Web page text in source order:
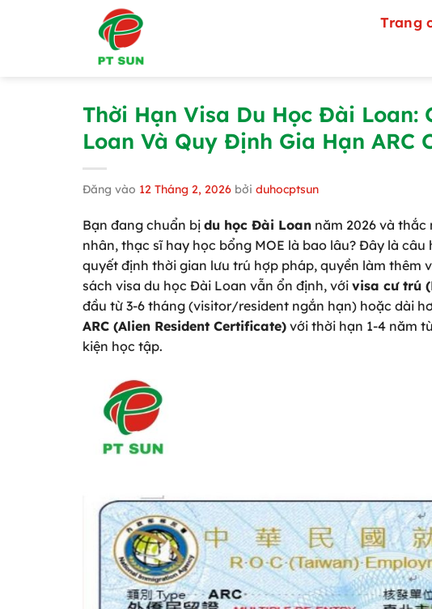
Trang
Thời Hạn Visa Du Học Đài Loan:
Loan Và Quy Định Gia Hạn ARC
Đăng vào 12 Tháng 2, 2026 bởi duhocptsun
Bạn đang chuẩn bị du học Đài Loan năm 2026 và thắc
nhân, thạc sĩ hay học bổng MOE là bao lâu? Đây là
quyết định thời gian lưu trú hợp pháp, quyền làm thêm
sách visa du học Đài Loan vẫn ổn định, với visa cư trú
đầu từ 3-6 tháng (visitor/resident ngắn hạn) hoặc dài
ARC (Alien Resident Certificate) với thời hạn 1-4 năm
kiện học tập.